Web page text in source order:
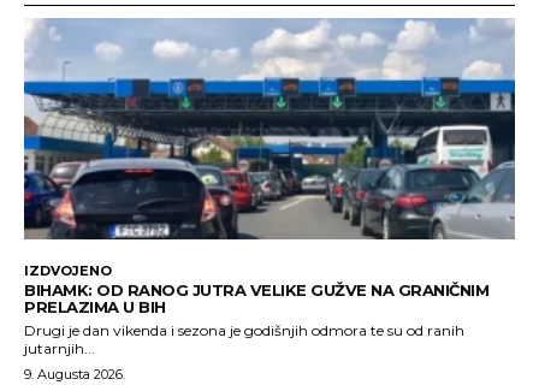
IZDVOJENO
BIHAMK: OD RANOG JUTRA VELIKE GUŽVE NA GRANIČNIM
PRELAZIMA U BIH
Drugi je dan vikenda i sezona je godišnjih odmora te su od ranih
jutarnjih...
9. Augusta 2026.